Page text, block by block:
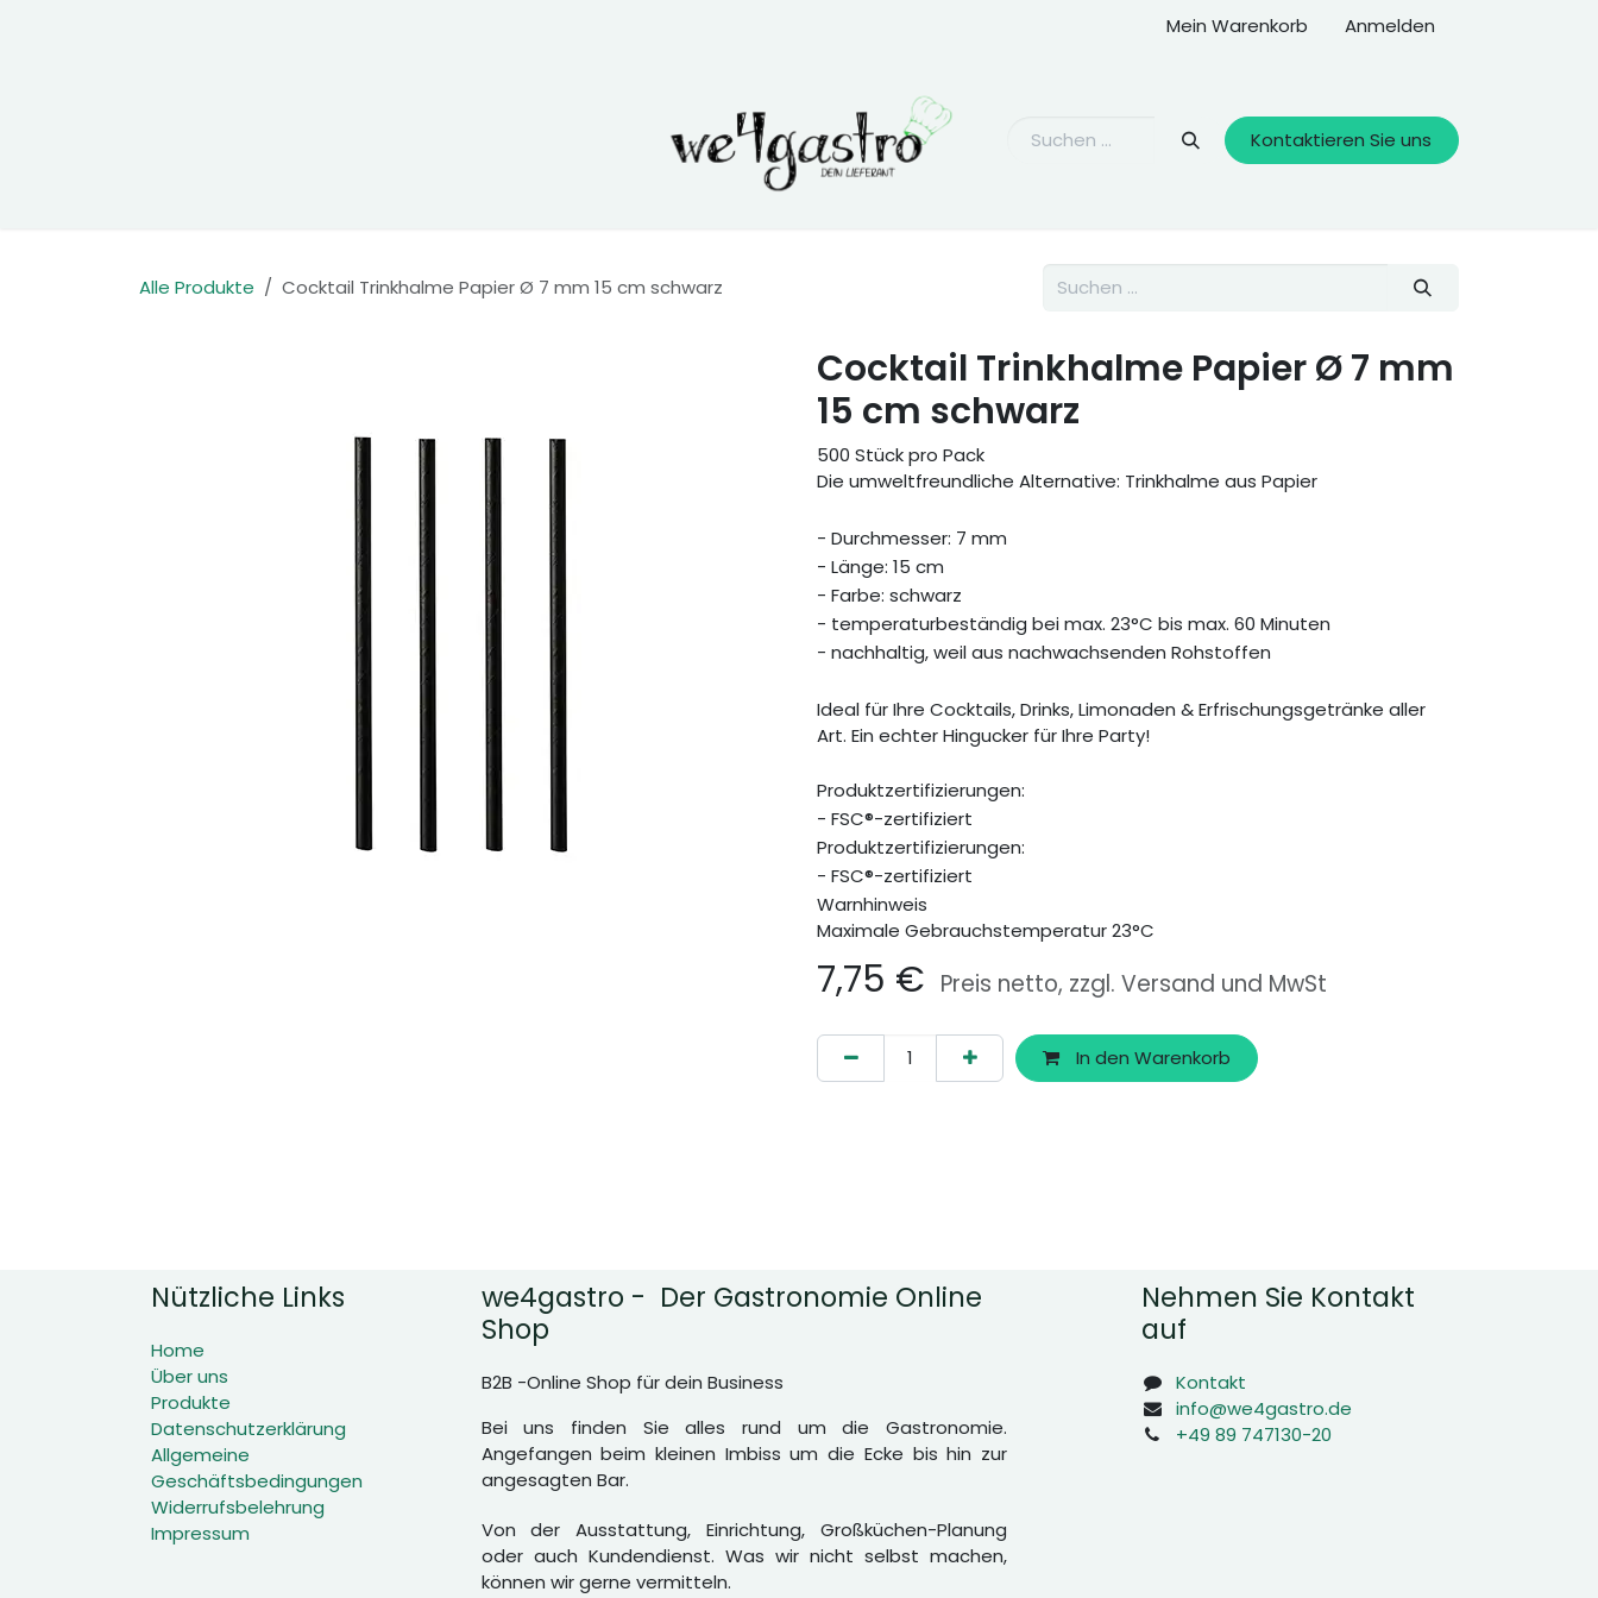
Mein Warenkorb Anmelden
Kontaktieren Sie uns
Alle Produkte Cocktail Trinkhalme Papier Ø 7 mm 15 cm schwarz
Cocktail Trinkhalme Papier Ø 7 mm
15 cm schwarz
500 Stück pro Pack
Die umweltfreundliche Alternative: Trinkhalme aus Papier
- Durchmesser: 7 mm
- Länge: 15 cm
- Farbe: schwarz
- temperaturbeständig bei max. 23°C bis max. 60 Minuten
- nachhaltig, weil aus nachwachsenden Rohstoffen
Ideal für Ihre Cocktails, Drinks, Limonaden & Erfrischungsgetränke aller
Art. Ein echter Hingucker für Ihre Party!
Produktzertifizierungen:
- FSC®-zertifiziert
Produktzertifizierungen:
- FSC®-zertifiziert
Warnhinweis
Maximale Gebrauchstemperatur 23°C
7,75 € Preis netto, zzgl. Versand und MwSt
In den Warenkorb
Nützliche Links
Home
Über uns
Produkte
Datenschutzerklärung
Allgemeine
Geschäftsbedingungen
Widerrufsbelehrung
Impressum
we4gastro - Der Gastronomie Online
Shop
B2B -Online Shop für dein Business
Bei uns finden Sie alles rund um die Gastronomie.
Angefangen beim kleinen Imbiss um die Ecke bis hin zur
angesagten Bar.
Von der Ausstattung, Einrichtung, Großküchen-Planung
oder auch Kundendienst. Was wir nicht selbst machen,
können wir gerne vermitteln.
Nehmen Sie Kontakt
auf
Kontakt
info@we4gastro.de
+49 89 747130-20